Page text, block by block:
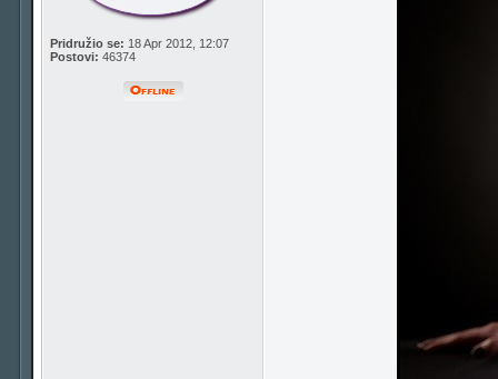
Pridružio se: 18 Apr 2012, 12:07
Postovi: 46374